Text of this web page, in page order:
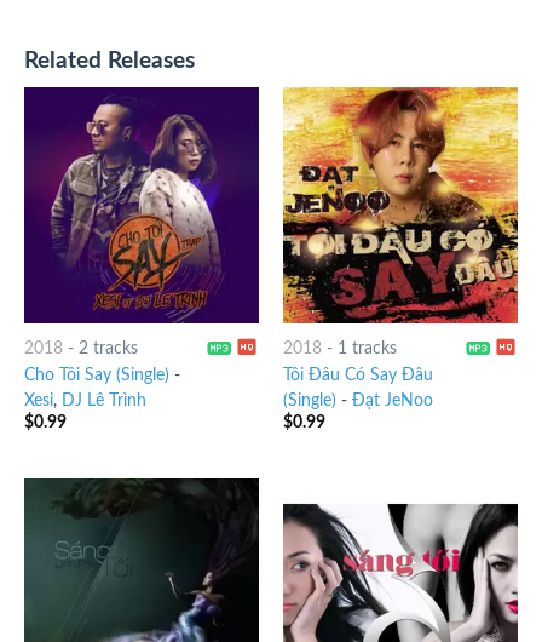
Related Releases
2018- 2 tracks
Cho Tôi Say (Single) -
Xesi, DJ Lê Trình
$0.99
2018- 1 tracks
Tôi Đâu Có Say Đâu
(Single) - Đạt JeNoo
$0.99